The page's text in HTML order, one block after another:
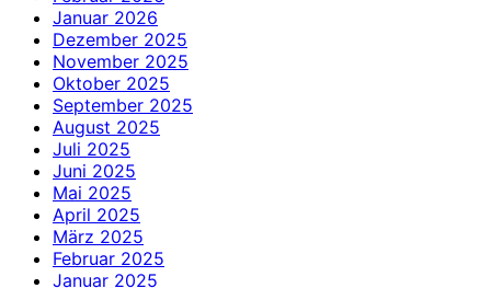
Januar 2026
Dezember 2025
November 2025
Oktober 2025
September 2025
August 2025
Juli 2025
Juni 2025
Mai 2025
April 2025
März 2025
Februar 2025
Januar 2025